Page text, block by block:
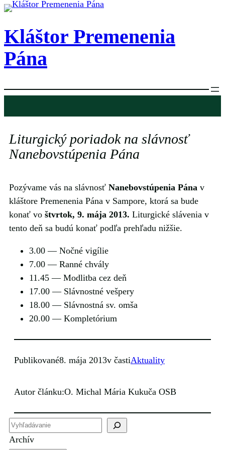
Prejsť
obsah
Kláštor Premenenia
Pána
Liturgický poriadok na slávnosť
Nanebovstúpenia Pána
Pozývame vás na slávnosť Nanebovstúpenia Pána v
kláštore Premenenia Pána v Sampore, ktorá sa bude
konať vo štvrtok, 9. mája 2013. Liturgické slávenia v
tento deň sa budú konať podľa prehľadu nižšie.
3.00 — Nočné vigílie
7.00 — Ranné chvály
11.45 — Modlitba cez deň
17.00 — Slávnostné vešpery
18.00 — Slávnostná sv. omša
20.00 — Kompletórium
Publikované8. mája 2013v častiAktuality
Autor článku:O. Michal Mária Kukuča OSB
H
ľ
Archív